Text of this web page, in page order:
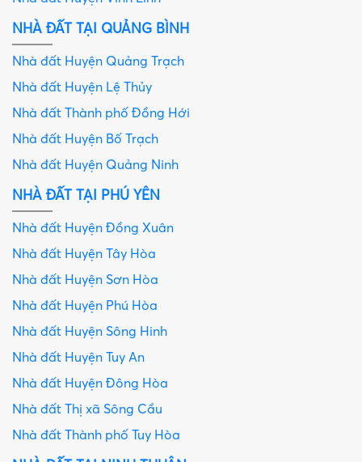
NHÀ ĐẤT TẠI QUẢNG BÌNH
Nhà đất Huyện Quảng Trạch
Nhà đất Huyện Lệ Thủy
Nhà đất Thành phố Đồng Hới
Nhà đất Huyện Bố Trạch
Nhà đất Huyện Quảng Ninh
NHÀ ĐẤT TẠI PHÚ YÊN
Nhà đất Huyện Đồng Xuân
Nhà đất Huyện Tây Hòa
Nhà đất Huyện Sơn Hòa
Nhà đất Huyện Phú Hòa
Nhà đất Huyện Sông Hinh
Nhà đất Huyện Tuy An
Nhà đất Huyện Đông Hòa
Nhà đất Thị xã Sông Cầu
Nhà đất Thành phố Tuy Hòa